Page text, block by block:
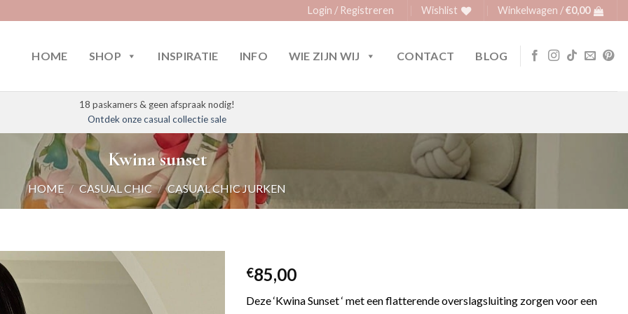
Login / Registreren Wishlist Winkelwagen /€0,00
HOME SHOP INSPIRATIE INFO WIE ZIJN WIJ CONTACT BLOG
18 paskamers & geen afspraak nodig!
Ontdek onze casual collectie sale
Kwina sunset
HOME / CASUAL CHIC / CASUAL CHIC JURKEN
€85,00
Deze ‘Kwina Sunset ‘ met een flatterende overslag­sluiting zorgen voor een